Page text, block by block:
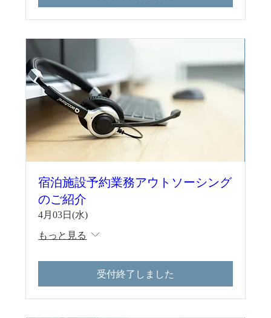
宿泊施設予約業務アウトソーシング
のご紹介
4月03日(水)
もっと見る
受付終了しました